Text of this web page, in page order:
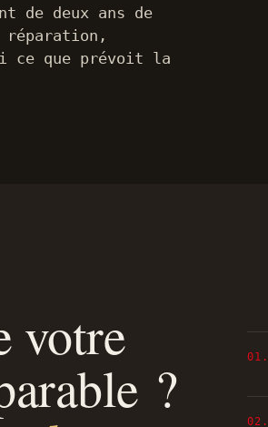
de deux ans de
réparation,
ce que prévoit la
votre
? 01.
02.